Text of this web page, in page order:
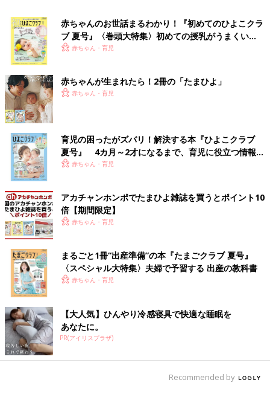
赤ちゃんのお世話まるわかり！『初めてのひよこクラ
ブ 夏号』〈巻頭大特集〉初めての授乳がうまくい
く！ おっぱい・ミルクの基本と夏のトラブル 解決テ
赤ちゃん・育児
赤ちゃんが生まれたら！2冊の「たまひよ」
赤ちゃん・育児
育児の困ったがズバリ！解決する本『ひよこクラブ
夏号』 4カ月～2才になるまで、育児に役立つ情報が
いっぱい！
赤ちゃん・育児
アカチャンホンポでたまひよ雑誌を買うとポイント10
倍【期間限定】
赤ちゃん・育児
まるごと1冊“出産準備”の本『たまごクラブ 夏号』
〈スペシャル大特集〉夫婦で予習する 出産の教科書
赤ちゃん・育児
【大人気】ひんやり冷感寝具で快適な睡眠を
あなたに。
PR(アイリスプラザ)
Recommended by